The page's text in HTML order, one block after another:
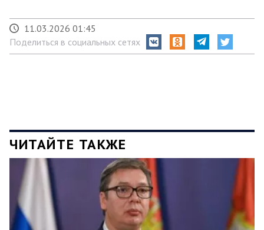
11.03.2026 01:45
Поделиться в социальных сетях
ЧИТАЙТЕ ТАКЖЕ